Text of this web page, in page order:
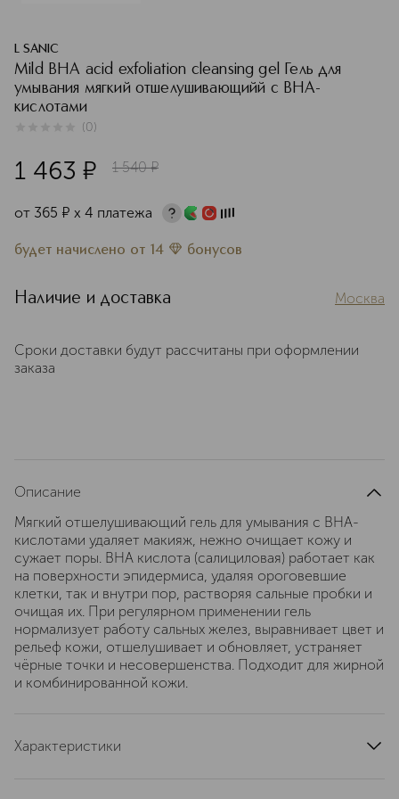
L SANIC
Mild BHA acid exfoliation cleansing gel Гель для
умывания мягкий отшелушивающийй с BHA-
кислотами
(0)
1 463 ¤ 1 540 ¤
от 365 ¤ х 4 платежа
будет начислено от 14 бонусов
Наличие и доставка Москва
Сроки доставки будут рассчитаны при оформлении
заказа
Описание
Мягкий отшелушивающий гель для умывания с BHA-
кислотами удаляет макияж, нежно очищает кожу и
сужает поры. BHA кислота (салициловая) работает как
на поверхности эпидермиса, удаляя ороговевшие
клетки, так и внутри пор, растворяя сальные пробки и
очищая их. При регулярном применении гель
нормализует работу сальных желез, выравнивает цвет и
рельеф кожи, отшелушивает и обновляет, устраняет
чёрные точки и несовершенства. Подходит для жирной
и комбинированной кожи.
Характеристики